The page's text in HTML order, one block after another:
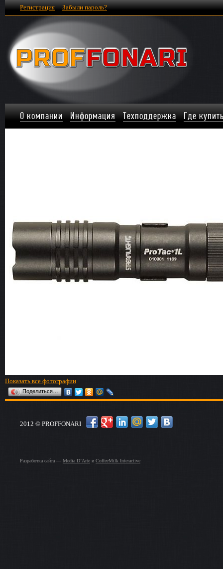
Регистрация Забыли пароль?
О компании Информация Техподдержка Где
Показать все фотографии
Поделиться…
2012 © PROFFONARI
Разработка сайта — Media D’Arte и CoffeeMilk Interactive